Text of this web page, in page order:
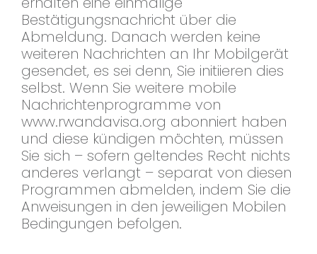
Bestätigungsnachricht über die
Abmeldung. Danach werden keine
weiteren Nachrichten an Ihr Mobilgerät
gesendet, es sei denn, Sie initiieren dies
selbst. Wenn Sie weitere mobile
Nachrichtenprogramme von
www.rwandavisa.org abonniert haben
und diese kündigen möchten, müssen
Sie sich – sofern geltendes Recht nichts
anderes verlangt – separat von diesen
Programmen abmelden, indem Sie die
Anweisungen in den jeweiligen Mobilen
Bedingungen befolgen.